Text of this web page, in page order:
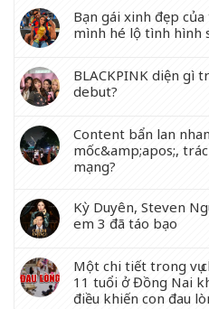
Bạn gái xinh đẹp
mình hé lộ tình hình
BLACKPINK diện gì
debut?
Content bẩn lan
mốc&amp;apos;,
mạng?
Kỳ Duyên, Steven
em 3 đã táo bạo
Một chi tiết trong vụ
11 tuổi ở Đồng Nai
điều khiến con đau